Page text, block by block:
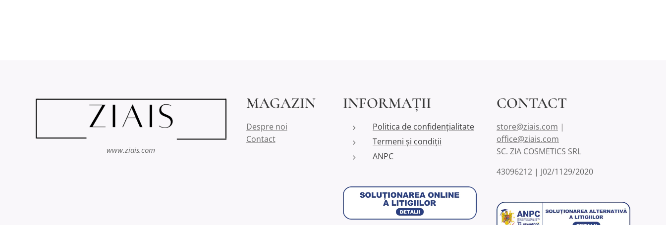
www.ziais.com
MAGAZIN
Despre noi
Contact
INFORMAȚII
Politica de confidențialitate
Termeni și condiții
ANPC
CONTACT
store@ziais.com |
office@ziais.com
SC. ZIA COSMETICS SRL
43096212 | J02/1129/2020